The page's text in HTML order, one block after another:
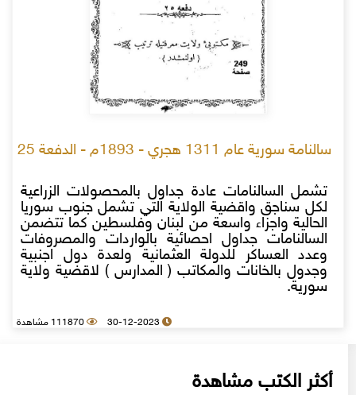
سالنامة سورية عام 1311 هجري - 1893م - الدفعة 25
تشمل السالنامات عادة جداول بالمحصولات الزراعية
لكل سناجق واقضية الولاية التي تشمل جنوب سوريا
الحالية واجزاء واسعة من لبنان وفلسطين كما تتضمن
السالنامات جداول احصائية بالواردات والمصروفات
وعدد العساكر للدولة العثمانية ولعدة دول اجنبية
وجدول بالخانات والمكاتب ( المدارس ) لاقضية ولاية
سورية.
30-12-2023 111870 مشاهدة
أكثر الكتب مشاهدة